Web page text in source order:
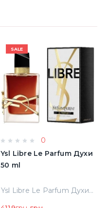
SALE
0
Ysl Libre Le Parfum Духи
50 ml
Ysl Libre Le Parfum Духи 50 ml